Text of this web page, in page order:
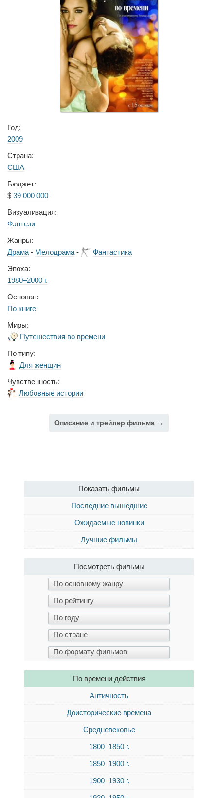
Год:
2009
Страна:
США
Бюджет:
$ 39 000 000
Визуализация:
Фэнтези
Жанры:
Драма - Мелодрама -
Фантастика
Эпоха:
1980–2000 г.
Основан:
По книге
Миры:
Путешествия во времени
По типу:
Для женщин
Чувственность:
Любовные истории
Описание и трейлер фильма →
Показать фильмы
Последние вышедшие
Ожидаемые новинки
Лучшие фильмы
Посмотреть фильмы
По времени действия
Античность
Доисторические времена
Средневековье
1800–1850 г.
1850–1900 г.
1900–1930 г.